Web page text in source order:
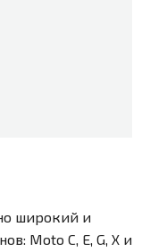
широкий и
Moto C, E, G, X и